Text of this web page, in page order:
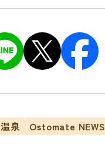
温泉 Ostomate NEWS